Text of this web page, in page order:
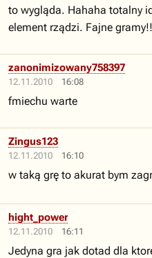
to wygląda. Hahaha totalny
element rządzi. Fajne gramy!!
12.11.2010 16:08
zanonimizowany758397
fmiechu warte
12.11.2010 16:10
Zingus123
w taką grę to akurat bym
12.11.2010 16:11
hight_power
Jedyna gra jak dotad dla